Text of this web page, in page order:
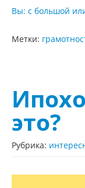
Вы: с большой
Метки:
это?
Рубрика: